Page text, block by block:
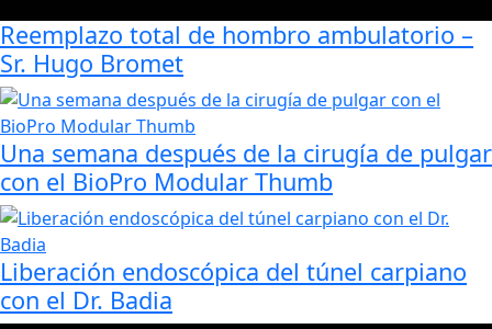
Reemplazo total de hombro ambulatorio –
Sr. Hugo Bromet
Una semana después de la cirugía de pulgar
con el BioPro Modular Thumb
Liberación endoscópica del túnel carpiano
con el Dr. Badia